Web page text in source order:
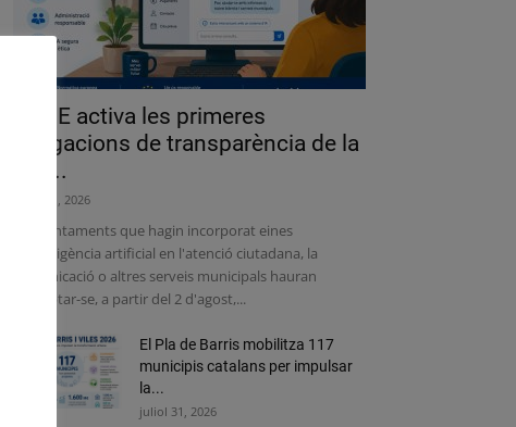
La UE activa les primeres
obligacions de transparència de la
Llei...
juliol 31, 2026
Els ajuntaments que hagin incorporat eines
d'intel·ligència artificial en l'atenció ciutadana, la
comunicació o altres serveis municipals hauran
d'adaptar-se, a partir del 2 d'agost,...
El Pla de Barris mobilitza 117
municipis catalans per impulsar
la...
juliol 31, 2026